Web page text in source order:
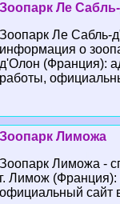
Зоопарк Ле
Зоопарк Ле Сабль-
информация о
д'Олон (Франция):
работы,
Зоопарк Лиможа
Зоопарк Лиможа -
г. Лимож
официальный сайт